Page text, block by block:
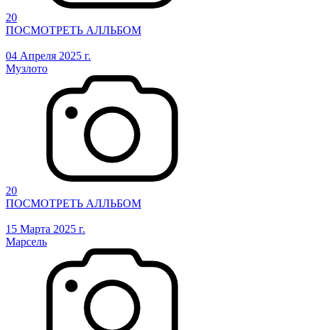
20
ПОСМОТРЕТЬ АЛЛЬБОМ
04 Апреля 2025 г.
Музлото
20
ПОСМОТРЕТЬ АЛЛЬБОМ
15 Марта 2025 г.
Марсель